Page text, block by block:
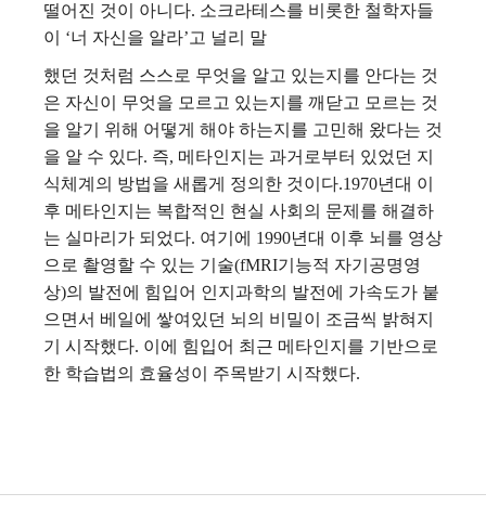
떨어진 것이 아니다. 소크라테스를 비롯한 철학자들
이 ‘너 자신을 알라’고 널리 말
했던 것처럼 스스로 무엇을 알고 있는지를 안다는 것
은 자신이 무엇을 모르고 있는지를 깨닫고 모르는 것
을 알기 위해 어떻게 해야 하는지를 고민해 왔다는 것
을 알 수 있다. 즉, 메타인지는 과거로부터 있었던 지
식체계의 방법을 새롭게 정의한 것이다.1970년대 이
후 메타인지는 복합적인 현실 사회의 문제를 해결하
는 실마리가 되었다. 여기에 1990년대 이후 뇌를 영상
으로 촬영할 수 있는 기술(fMRI기능적 자기공명영
상)의 발전에 힘입어 인지과학의 발전에 가속도가 붙
으면서 베일에 쌓여있던 뇌의 비밀이 조금씩 밝혀지
기 시작했다. 이에 힘입어 최근 메타인지를 기반으로
한 학습법의 효율성이 주목받기 시작했다.